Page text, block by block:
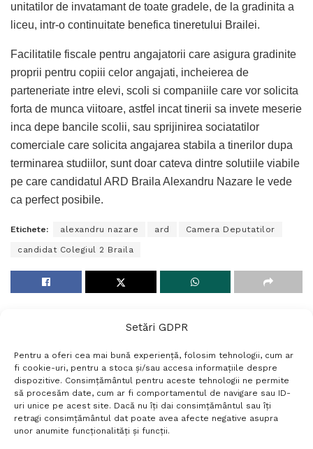
Setări GDPR
Pentru a oferi cea mai bună experiență, folosim tehnologii, cum ar
fi cookie-uri, pentru a stoca și/sau accesa informațiile despre
dispozitive. Consimțământul pentru aceste tehnologii ne permite
să procesăm date, cum ar fi comportamentul de navigare sau ID-
uri unice pe acest site. Dacă nu îți dai consimțământul sau îți
retragi consimțământul dat poate avea afecte negative asupra
unor anumite funcționalități și funcții.
unitatilor de invatamant de toate gradele, de la gradinita a
liceu, intr-o continuitate benefica tineretului Brailei.
Facilitatile fiscale pentru angajatorii care asigura gradinite
proprii pentru copiii celor angajati, incheierea de
parteneriate intre elevi, scoli si companiile care vor solicita
forta de munca viitoare, astfel incat tinerii sa invete meserie
inca depe bancile scolii, sau sprijinirea sociatatilor
comerciale care solicita angajarea stabila a tinerilor dupa
terminarea studiilor, sunt doar cateva dintre solutiile viabile
pe care candidatul ARD Braila Alexandru Nazare le vede
ca perfect posibile.
Etichete: alexandru nazare ard Camera Deputatilor
candidat Colegiul 2 Braila
Termeni si conditii
Politică de confidențialitate
Politica cookies
Setări GDPR